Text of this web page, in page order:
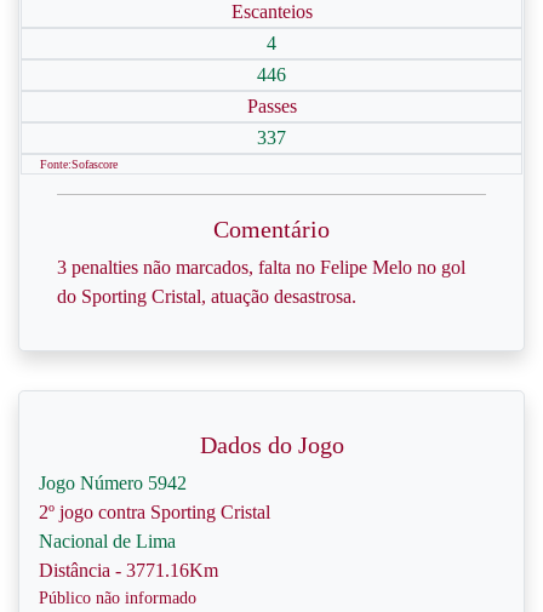
Escanteios
4
446
Passes
337
Fonte:Sofascore
Comentário
3 penalties não marcados, falta no Felipe Melo no gol
do Sporting Cristal, atuação desastrosa.
Dados do Jogo
Jogo Número 5942
2º jogo contra Sporting Cristal
Nacional de Lima
Distância - 3771.16Km
Público não informado